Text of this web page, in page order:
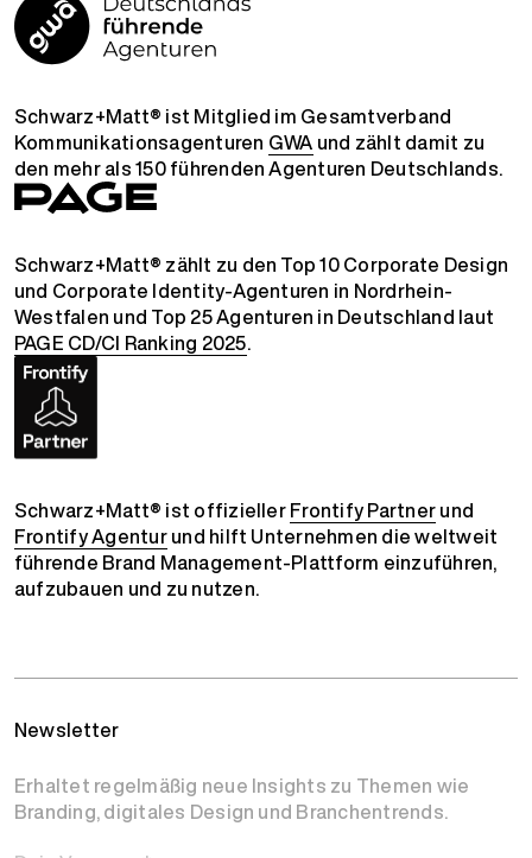
Schwarz+Matt® ist Mitglied im Gesamtverband
Kommunikationsagenturen GWA und zählt damit zu
den mehr als 150 führenden Agenturen Deutschlands.
Schwarz+Matt® zählt zu den Top 10 Corporate Design
und Corporate Identity-Agenturen in Nordrhein-
Westfalen und Top 25 Agenturen in Deutschland laut
PAGE CD/CI Ranking 2025.
Schwarz+Matt® ist offiziellerFrontify Partnerund
Frontify Agenturund hilft Unternehmen die weltweit
führende Brand Management-Plattform einzuführen,
aufzubauen und zu nutzen.
Newsletter
Erhaltet regelmäßig neue Insights zu Themen wie
Branding, digitales Design und Branchentrends.